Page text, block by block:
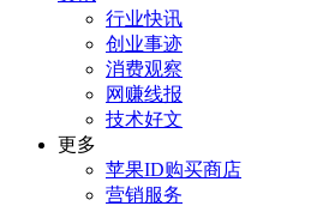
行业快讯
创业事迹
消费观察
网赚线报
技术好文
更多
苹果ID购买商店
营销服务